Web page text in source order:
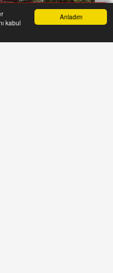
Anladım
kabul
İhbar Hattı Menu